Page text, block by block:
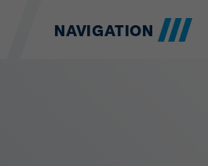
NAVIGATION